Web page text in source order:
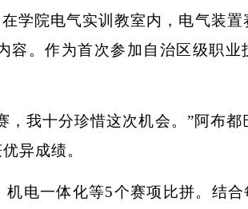
学院电气实训教室内，电气装置
。作为首次参加自治区级职
我十分珍惜这次机会。”阿布
异成绩。
电一体化等5个赛项比拼。结